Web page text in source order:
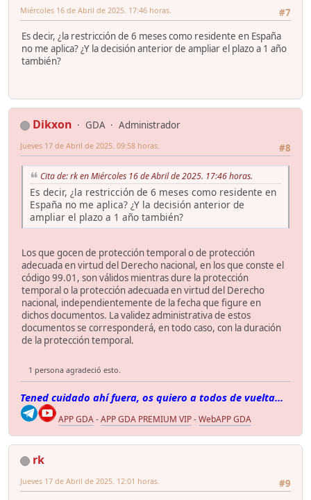
#7
Miércoles 16 de Abril de 2025. 17:46 horas.
Es decir, ¿la restricción de 6 meses como residente en España
no me aplica? ¿Y la decisión anterior de ampliar el plazo a 1 año
también?
Dikxon GDA
Administrador
#8
Jueves 17 de Abril de 2025. 09:58 horas.
Cita de: rk en Miércoles 16 de Abril de 2025. 17:46 horas.
Es decir, ¿la restricción de 6 meses como residente en
España no me aplica? ¿Y la decisión anterior de
ampliar el plazo a 1 año también?
Los que gocen de protección temporal o de protección
adecuada en virtud del Derecho nacional, en los que conste el
código 99.01, son válidos mientras dure la protección
temporal o la protección adecuada en virtud del Derecho
nacional, independientemente de la fecha que figure en
dichos documentos. La validez administrativa de estos
documentos se corresponderá, en todo caso, con la duración
de la protección temporal.
1 persona agradeció esto.
Tened cuidado ahí fuera, os quiero a todos de vuelta...
APP GDA-APP GDA PREMIUM VIP-WebAPP GDA
rk
#9
Jueves 17 de Abril de 2025. 12:01 horas.